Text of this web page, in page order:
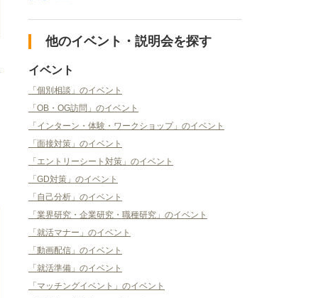
他のイベント・説明会を探す
イベント
「個別相談」のイベント
「OB・OG訪問」のイベント
「インターン・体験・ワークショップ」のイベント
「面接対策」のイベント
「エントリーシート対策」のイベント
「GD対策」のイベント
「自己分析」のイベント
「業界研究・企業研究・職種研究」のイベント
「就活マナー」のイベント
「動画配信」のイベント
「就活準備」のイベント
「マッチングイベント」のイベント